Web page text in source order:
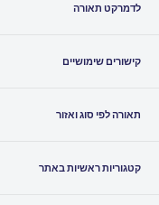
לדמרקט תאורה
קישורים שימושיים
תקנון האתר
הצהרת נגישות
תאורה לפי סוג ואזור
תאורה לסלון
קטגוריות ראשיות באתר